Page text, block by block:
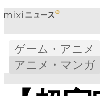
ゲーム・アニメ
アニメ・マンガ